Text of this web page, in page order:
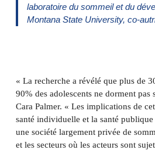
laboratoire du sommeil et du
Montana State University, co-
« La recherche a révélé que plus de
90% des adolescents ne dorment pas
Cara Palmer. « Les implications de
santé individuelle et la santé
une société largement privée de
et les secteurs où les acteurs sont